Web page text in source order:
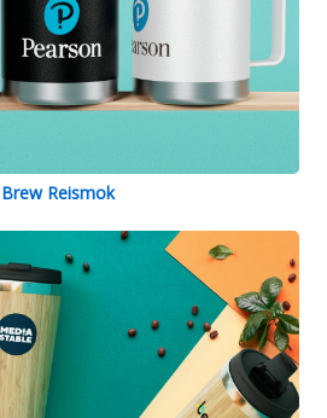
Brew Reismok